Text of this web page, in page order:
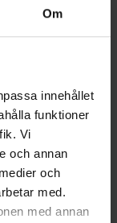
Om
innehållet
funktioner
Vi
och annan
och
med.
med annan
och tillit,
byrå är en
behov,
hela tiden